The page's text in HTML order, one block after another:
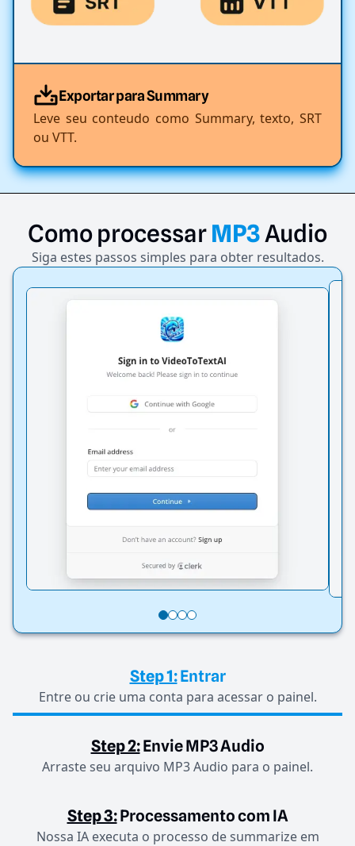
Exportar para Summary
Leve seu conteudo como Summary, texto, SRT
ou VTT.
ComoprocessarMP3Audio
Siga estes passos simples para obter resultados.
Step 1:Entrar
Entre ou crie uma conta para acessar o painel.
Step 2:Envie MP3 Audio
Arraste seu arquivo MP3 Audio para o painel.
Step 3:Processamento com IA
Nossa IA executa o processo de summarize em